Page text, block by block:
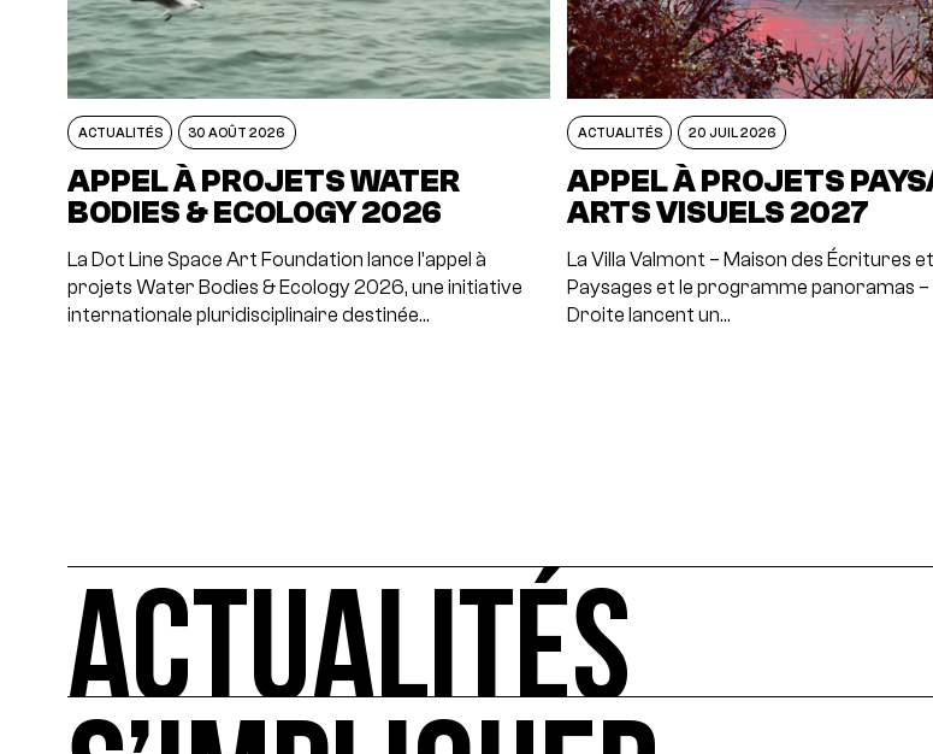
ACTUALITÉS 30 AOÛT 2026
APPEL À PROJETS WATER
BODIES & ECOLOGY 2026
La Dot Line Space Art Foundation lance l’appel à
projets Water Bodies & Ecology 2026, une initiative
internationale pluridisciplinaire destinée…
ACTUALITÉS 20 JUIL 2026
APPEL À PROJETS
ARTS VISUELS 2027
La Villa Valmont – Maison des Écritures
Paysages et le programme panoramas –
Droite lancent un…
ACTUALITÉS
ACTUALITÉS